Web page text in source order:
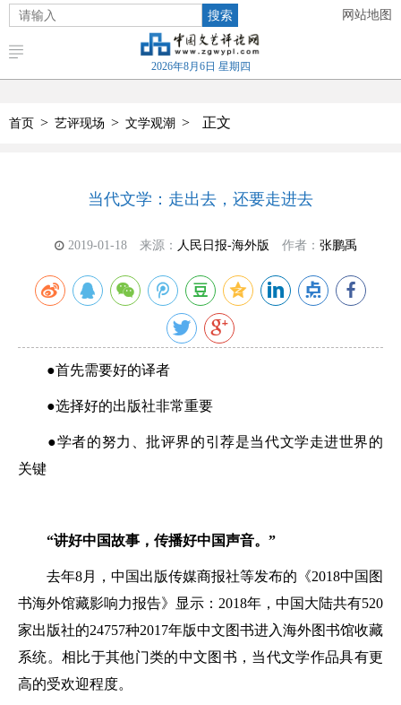
搜索 网站地图
2026年8月6日 星期四
首页 > 艺评现场 > 文学观潮 > 正文
当代文学：走出去，还要走进去
2019-01-18 来源： 人民日报-海外版 作者： 张鹏禹
●首先需要好的译者
●选择好的出版社非常重要
●学者的努力、批评界的引荐是当代文学走进世界的
关键
“讲好中国故事，传播好中国声音。”
去年8月，中国出版传媒商报社等发布的《2018中国图
书海外馆藏影响力报告》显示：2018年，中国大陆共有520
家出版社的24757种2017年版中文图书进入海外图书馆收藏
系统。相比于其他门类的中文图书，当代文学作品具有更
高的受欢迎程度。